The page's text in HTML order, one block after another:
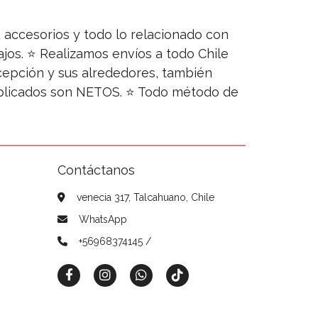
accesorios y todo lo relacionado con
⭐ Realizamos envíos a todo Chile
y sus alrededores, también
son NETOS. ⭐ Todo método de
Contáctanos
venecia 317, Talcahuano, Chile
WhatsApp
+56968374145 /